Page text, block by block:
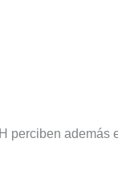
perciben además